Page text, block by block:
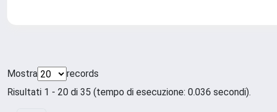
Mostra
records
Risultati 1 - 20 di 35 (tempo di esecuzione: 0.036 secondi).